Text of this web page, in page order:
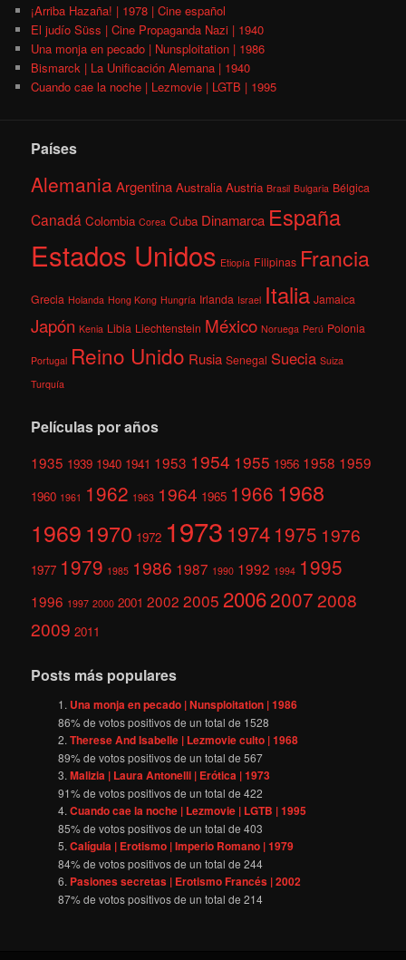
¡Arriba Hazaña! | 1978 | Cine español
El judío Süss | Cine Propaganda Nazi | 1940
Una monja en pecado | Nunsploitation | 1986
Bismarck | La Unificación Alemana | 1940
Cuando cae la noche | Lezmovie | LGTB | 1995
Países
AlemaniaArgentina Australia Austria Brasil Bulgaria Bélgica
Canadá Colombia Corea Cuba Dinamarca España
Estados Unidos Etiopía Filipinas Francia
Grecia Holanda Hong Kong Hungría Irlanda Israel Italia Jamaica
Japón Kenia Libia Liechtenstein México Noruega Perú Polonia
Portugal Reino Unido Rusia Senegal Suecia Suiza
Turquía
Películas por años
1935 1939 1940 1941 1953 1954 1955 1956 1958 1959
1960 1961 1962 1963 1964 1965 1966 1968
1969 1970 1972 1973 1974 1975 1976
1977 1979 1985 1986 1987 1990 1992 1994 1995
1996 1997 2000 2001 2002 2005 200620072008
2009 2011
Posts más populares
Una monja en pecado | Nunsploitation | 1986
86% de votos positivos de un total de 1528
Therese And Isabelle | Lezmovie culto | 1968
89% de votos positivos de un total de567
Malizia | Laura Antonelli | Erótica | 1973
91% de votos positivos de un total de422
Cuando cae la noche | Lezmovie | LGTB | 1995
85% de votos positivos de un total de403
Calígula | Erotismo | Imperio Romano | 1979
84% de votos positivos de un total de244
Pasiones secretas | Erotismo Francés | 2002
87% de votos positivos de un total de214